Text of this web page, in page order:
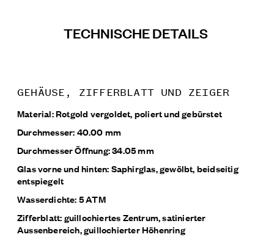
TECHNISCHE DETAILS
GEHÄUSE, ZIFFERBLATT UND ZEIGER
Material: Rotgold vergoldet, poliert und gebürstet
Durchmesser: 40.00 mm
Durchmesser Öffnung: 34.05 mm
Glas vorne und hinten: Saphirglas, gewölbt, beidseitig
entspiegelt
Wasserdichte: 5 ATM
Zifferblatt: guillochiertes Zentrum, satinierter
Aussenbereich, guillochierter Höhenring